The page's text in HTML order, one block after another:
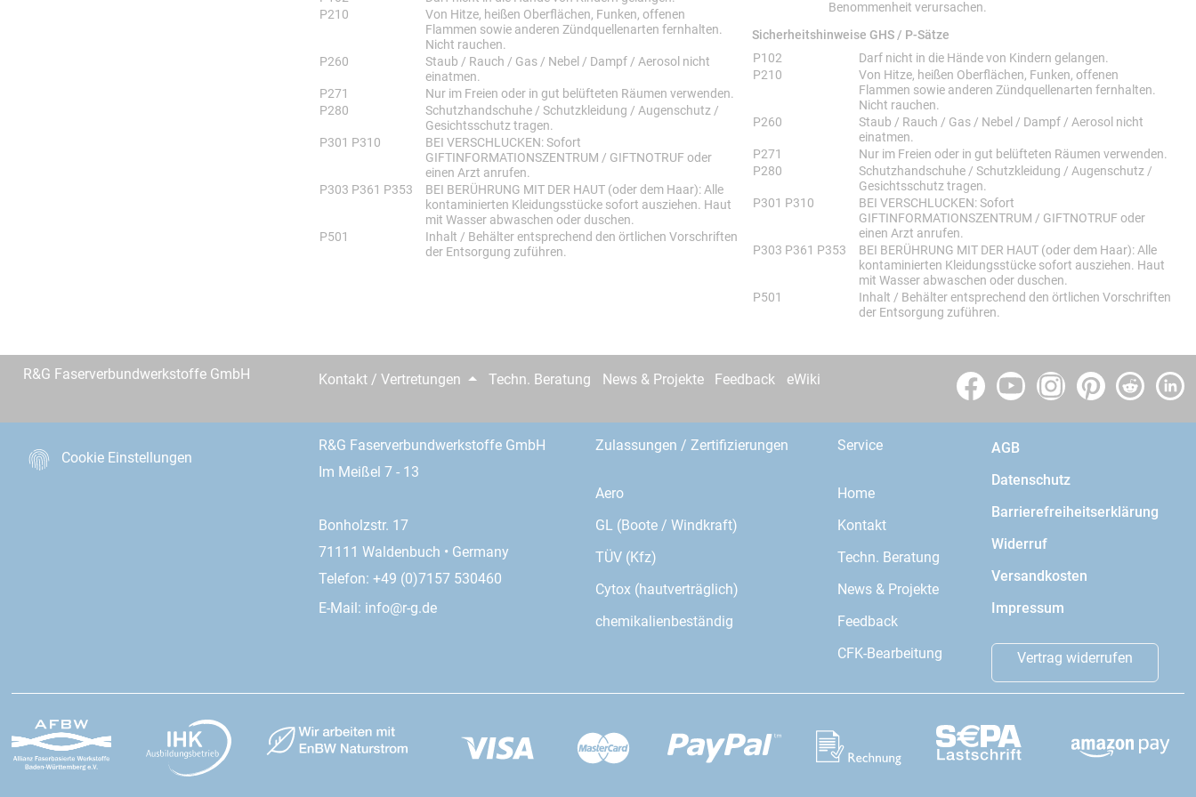
P210
Von Hitze, heißen Oberflächen, Funken, offenen
Flammen sowie anderen Zündquellenarten fernhalten.
Nicht rauchen.
P260
Staub / Rauch / Gas / Nebel / Dampf / Aerosol nicht
einatmen.
P271
Nur im Freien oder in gut belüfteten Räumen verwenden.
P280
Schutzhandschuhe / Schutzkleidung / Augenschutz /
Gesichtsschutz tragen.
P301 P310
BEI VERSCHLUCKEN: Sofort
GIFTINFORMATIONSZENTRUM / GIFTNOTRUF oder
einen Arzt anrufen.
P303 P361 P353
BEI BERÜHRUNG MIT DER HAUT (oder dem Haar): Alle
kontaminierten Kleidungsstücke sofort ausziehen. Haut
mit Wasser abwaschen oder duschen.
P501
Inhalt / Behälter entsprechend den örtlichen Vorschriften
der Entsorgung zuführen.
Benommenheit verursachen.
Sicherheitshinweise GHS / P-Sätze
Sicherheitshinweise GHSP-Sätze
P102
Darf nicht in die Hände von Kindern gelangen.
P210
Von Hitze, heißen Oberflächen, Funken, offenen
Flammen sowie anderen Zündquellenarten fernhalten.
Nicht rauchen.
P260
Staub / Rauch / Gas / Nebel / Dampf / Aerosol nicht
einatmen.
P271
Nur im Freien oder in gut belüfteten Räumen verwenden.
P280
Schutzhandschuhe / Schutzkleidung / Augenschutz /
Gesichtsschutz tragen.
P301 P310
BEI VERSCHLUCKEN: Sofort
GIFTINFORMATIONSZENTRUM / GIFTNOTRUF oder
einen Arzt anrufen.
P303 P361 P353
BEI BERÜHRUNG MIT DER HAUT (oder dem Haar): Alle
kontaminierten Kleidungsstücke sofort ausziehen. Haut
mit Wasser abwaschen oder duschen.
P501
Inhalt / Behälter entsprechend den örtlichen Vorschriften
der Entsorgung zuführen.
R&G Faserverbundwerkstoffe GmbH Kontakt / Vertretungen Techn. Beratung News & Projekte Feedback eWiki
Cookie Einstellungen
R&G Faserverbundwerkstoffe GmbH
Im Meißel 7 - 13
Bonholzstr. 17
71111 Waldenbuch • Germany
Telefon: +49 (0)7157 530460
E-Mail: info@r-g.de
Zulassungen / Zertifizierungen
Aero
GL (Boote / Windkraft)
TÜV (Kfz)
Cytox (hautverträglich)
chemikalienbeständig
Service
Home
Kontakt
Techn. Beratung
News & Projekte
Feedback
CFK-Bearbeitung
AGB
Datenschutz
Barrierefreiheitserklärung
Widerruf
Versandkosten
Impressum
Vertrag widerrufen